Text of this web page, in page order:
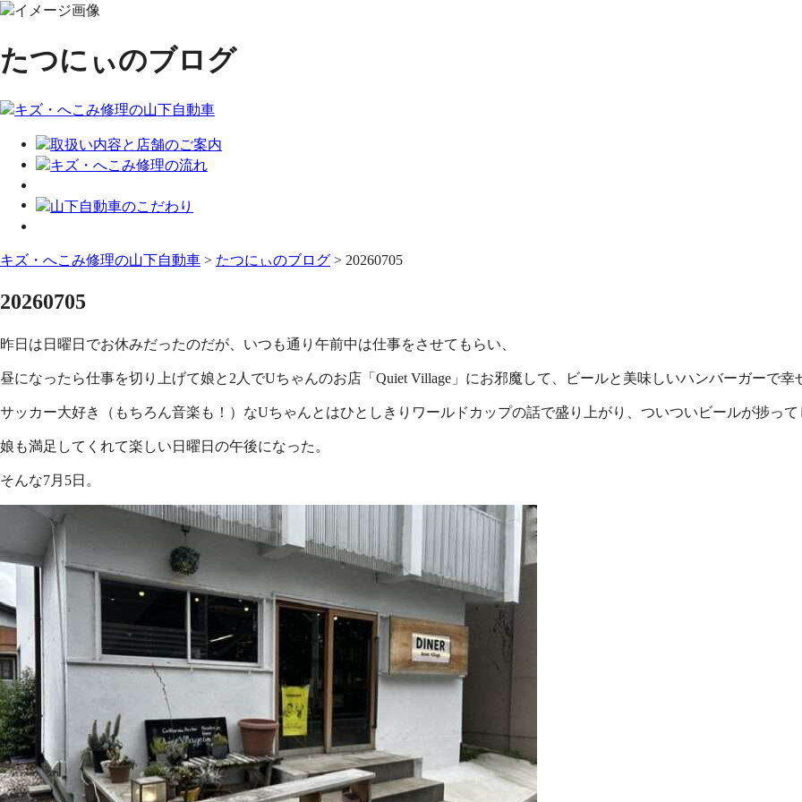
たつにぃのブログ
キズ・へこみ修理の山下自動車 > たつにぃのブログ > 20260705
20260705
昨日は日曜日でお休みだったのだが、いつも通り午前中は仕事をさせてもらい、
昼になったら仕事を切り上げて娘と2人でUちゃんのお店「Quiet Village」にお邪魔して、ビールと美味しいハンバーガーで幸
サッカー大好き（もちろん音楽も！）なUちゃんとはひとしきりワールドカップの話で盛り上がり、ついついビールが捗って
娘も満足してくれて楽しい日曜日の午後になった。
そんな7月5日。